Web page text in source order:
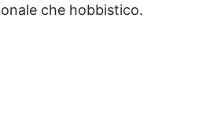
che hobbistico.